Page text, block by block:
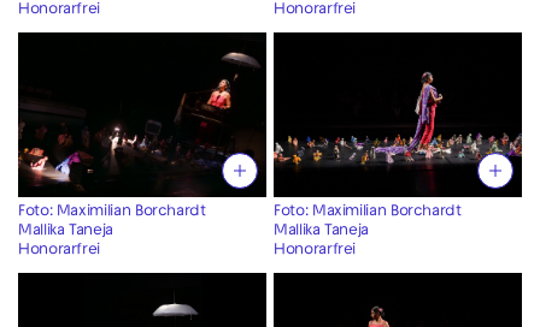
Honorarfrei
Honorarfrei
Foto: Maximilian Borchardt
Mallika Taneja
Honorarfrei
Foto: Maximilian Borchardt
Mallika Taneja
Honorarfrei